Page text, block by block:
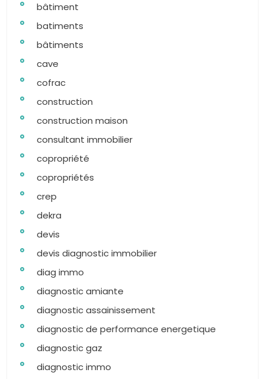
bâtiment
batiments
bâtiments
cave
cofrac
construction
construction maison
consultant immobilier
copropriété
copropriétés
crep
dekra
devis
devis diagnostic immobilier
diag immo
diagnostic amiante
diagnostic assainissement
diagnostic de performance energetique
diagnostic gaz
diagnostic immo